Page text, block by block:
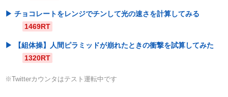
チョコレートをレンジでチンして光の速さを計算してみる
1469RT
【組体操】人間ピラミッドが崩れたときの衝撃を試算してみた
1320RT
※Twitterカウンタはテスト運転中です